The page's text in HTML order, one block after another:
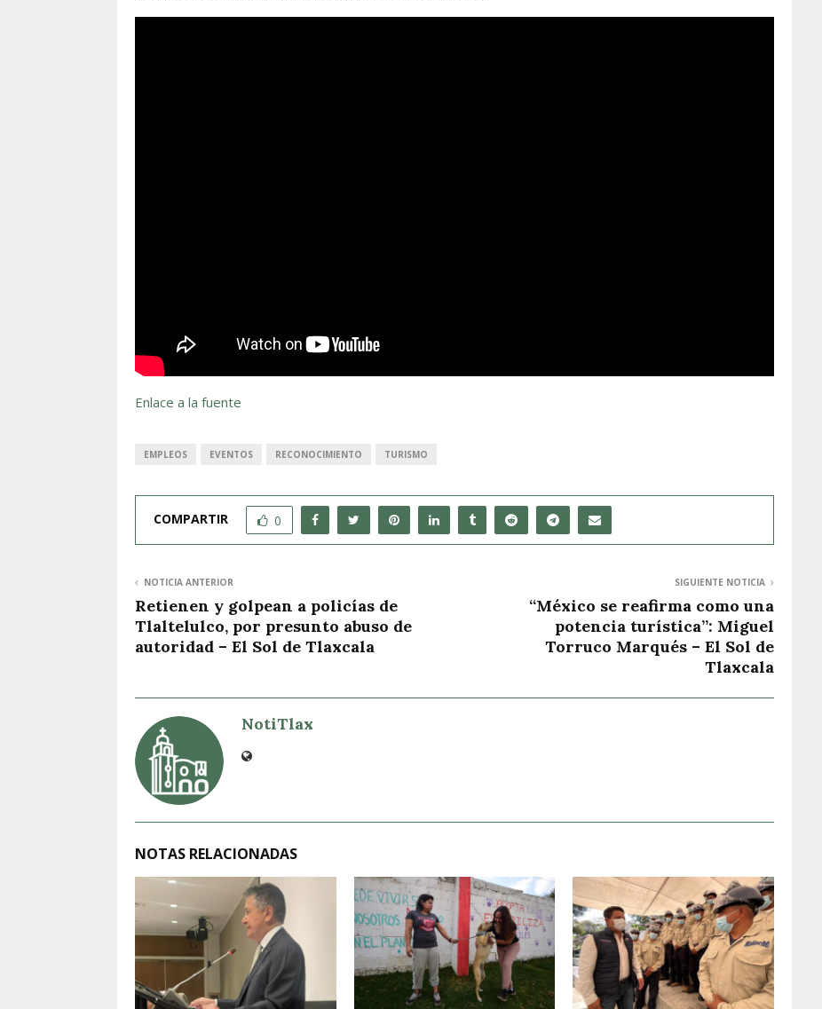
Enlace a la fuente
EMPLEOS EVENTOS RECONOCIMIENTO TURISMO
COMPARTIR 0
NOTICIA ANTERIOR
Retienen y golpean a policías de
Tlaltelulco, por presunto abuso de
autoridad – El Sol de Tlaxcala
SIGUIENTE NOTICIA
“México se reafirma como una
potencia turística”: Miguel
Torruco Marqués – El Sol de
Tlaxcala
NotiTlax
NOTAS RELACIONADAS